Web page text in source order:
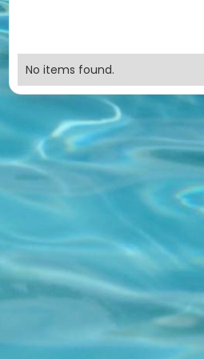
No items found.